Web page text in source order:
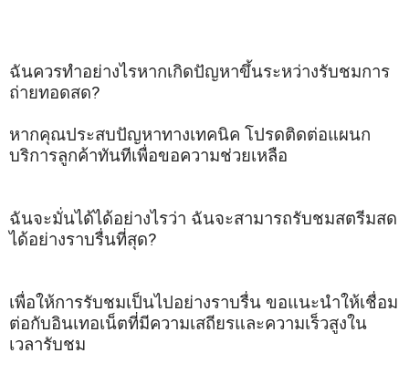
ฉันควรทำอย่างไรหากเกิดปัญหาขึ้นระหว่างรับชมการ
ถ่ายทอดสด?
หากคุณประสบปัญหาทางเทคนิค โปรดติดต่อแผนก
บริการลูกค้าทันทีเพื่อขอความช่วยเหลือ
ฉันจะมั่นได้ได้อย่างไรว่า ฉันจะสามารถรับชมสตรีมสด
ได้อย่างราบรื่นที่สุด?
เพื่อให้การรับชมเป็นไปอย่างราบรื่น ขอแนะนำให้เชื่อม
ต่อกับอินเทอเน็ตที่มีความเสถียรและความเร็วสูงใน
เวลารับชม